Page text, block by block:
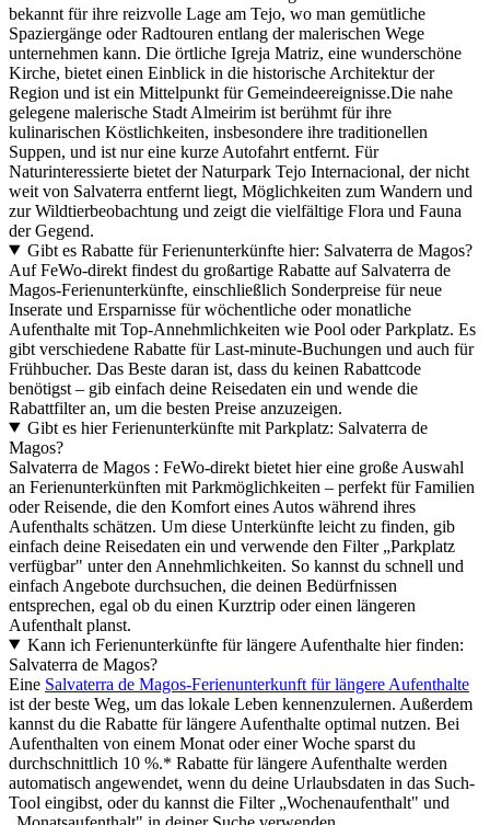
bekannt für ihre reizvolle Lage am Tejo, wo man gemütliche
Spaziergänge oder Radtouren entlang der malerischen Wege
unternehmen kann. Die örtliche Igreja Matriz, eine wunderschöne
Kirche, bietet einen Einblick in die historische Architektur der
Region und ist ein Mittelpunkt für Gemeindeereignisse.Die nahe
gelegene malerische Stadt Almeirim ist berühmt für ihre
kulinarischen Köstlichkeiten, insbesondere ihre traditionellen
Suppen, und ist nur eine kurze Autofahrt entfernt. Für
Naturinteressierte bietet der Naturpark Tejo Internacional, der nicht
weit von Salvaterra entfernt liegt, Möglichkeiten zum Wandern und
zur Wildtierbeobachtung und zeigt die vielfältige Flora und Fauna
der Gegend.
Gibt es Rabatte für Ferienunterkünfte hier: Salvaterra de Magos?
Auf FeWo-direkt findest du großartige Rabatte auf Salvaterra de
Magos-Ferienunterkünfte, einschließlich Sonderpreise für neue
Inserate und Ersparnisse für wöchentliche oder monatliche
Aufenthalte mit Top-Annehmlichkeiten wie Pool oder Parkplatz. Es
gibt verschiedene Rabatte für Last-minute-Buchungen und auch für
Frühbucher. Das Beste daran ist, dass du keinen Rabattcode
benötigst – gib einfach deine Reisedaten ein und wende die
Rabattfilter an, um die besten Preise anzuzeigen.
Gibt es hier Ferienunterkünfte mit Parkplatz: Salvaterra de
Magos?
Salvaterra de Magos : FeWo-direkt bietet hier eine große Auswahl
an Ferienunterkünften mit Parkmöglichkeiten – perfekt für Familien
oder Reisende, die den Komfort eines Autos während ihres
Aufenthalts schätzen. Um diese Unterkünfte leicht zu finden, gib
einfach deine Reisedaten ein und verwende den Filter „Parkplatz
verfügbar" unter den Annehmlichkeiten. So kannst du schnell und
einfach Angebote durchsuchen, die deinen Bedürfnissen
entsprechen, egal ob du einen Kurztrip oder einen längeren
Aufenthalt planst.
Kann ich Ferienunterkünfte für längere Aufenthalte hier finden:
Salvaterra de Magos?
Eine Salvaterra de Magos-Ferienunterkunft für längere Aufenthalte
ist der beste Weg, um das lokale Leben kennenzulernen. Außerdem
kannst du die Rabatte für längere Aufenthalte optimal nutzen. Bei
Aufenthalten von einem Monat oder einer Woche sparst du
durchschnittlich 10 %.* Rabatte für längere Aufenthalte werden
automatisch angewendet, wenn du deine Urlaubsdaten in das Such-
Tool eingibst, oder du kannst die Filter „Wochenaufenthalt" und